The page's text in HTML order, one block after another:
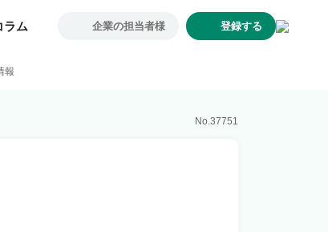
ラム 企業の担当者様 登録する
ラム 企業の担当者様 登録する
報
No. 37751